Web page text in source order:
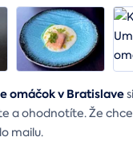
omáčok v Bratislave
a ohodnotíte. Že
mailu.